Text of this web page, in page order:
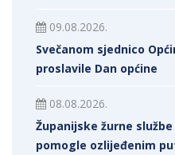
09.08.2026.
Svečanom sjednico
proslavile Dan općine
08.08.2026.
Županijske žurne
pomogle ozlijeđenim